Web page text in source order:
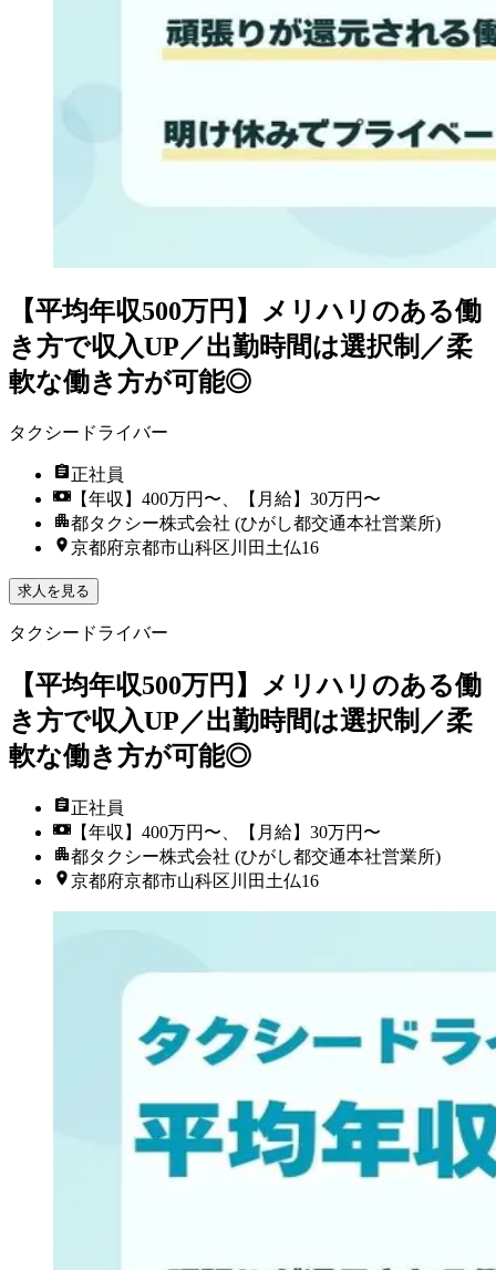
【平均年収500万円】メリハリのある働
き方で収入UP／出勤時間は選択制／柔
軟な働き方が可能◎
タクシードライバー
正社員
【年収】400万円〜、【月給】30万円〜
都タクシー株式会社 (ひがし都交通本社営業所)
京都府京都市山科区川田土仏16
求人を見る
タクシードライバー
【平均年収500万円】メリハリのある働
き方で収入UP／出勤時間は選択制／柔
軟な働き方が可能◎
正社員
【年収】400万円〜、【月給】30万円〜
都タクシー株式会社 (ひがし都交通本社営業所)
京都府京都市山科区川田土仏16